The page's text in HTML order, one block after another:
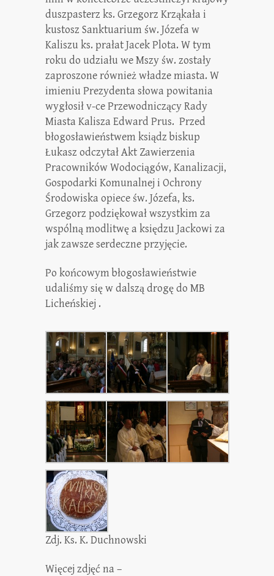
duszpasterz ks. Grzegorz Krząkała i
kustosz Sanktuarium św. Józefa w
Kaliszu ks. prałat Jacek Plota. W tym
roku do udziału we Mszy św. zostały
zaproszone również władze miasta. W
imieniu Prezydenta słowa powitania
wygłosił v-ce Przewodniczący Rady
Miasta Kalisza Edward Prus. Przed
błogosławieństwem ksiądz biskup
Łukasz odczytał Akt Zawierzenia
Pracowników Wodociągów, Kanalizacji,
Gospodarki Komunalnej i Ochrony
Środowiska opiece św. Józefa, ks.
Grzegorz podziękował wszystkim za
wspólną modlitwę a księdzu Jackowi za
jak zawsze serdeczne przyjęcie.
Po końcowym błogosławieństwie
udaliśmy się w dalszą drogę do MB
Licheńskiej .
Zdj. Ks. K. Duchnowski
Więcej zdjęć na –